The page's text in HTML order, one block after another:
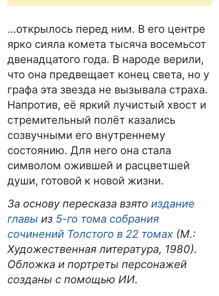
...открылось перед ним. В его центре
ярко сияла комета тысяча восемьсот
двенадцатого года. В народе верили,
что она предвещает конец света, но у
графа эта звезда не вызывала страха.
Напротив, её яркий лучистый хвост и
стремительный полёт казались
созвучными его внутреннему
состоянию. Для него она стала
символом ожившей и расцветшей
души, готовой к новой жизни.
За основу пересказа взято издание
главы из 5-го тома собрания
сочинений Толстого в 22 томах (М.:
Художественная литература, 1980).
Обложка и портреты персонажей
созданы с помощью ИИ.